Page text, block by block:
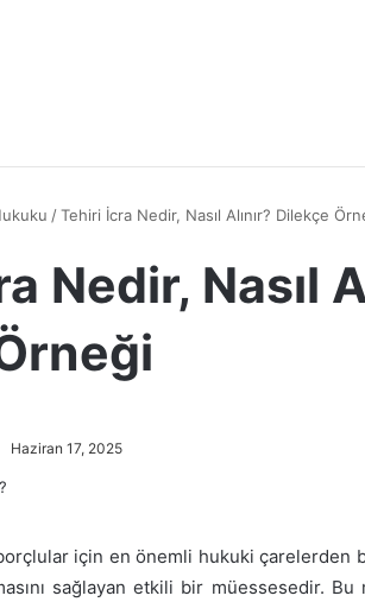
/Tehiri İcra Nedir, Nasıl Alınır? Dilekçe
Nedir, Nasıl
Haziran 17, 2025
için en önemli hukuki çarelerden
sağlayan etkili bir müessesedir.